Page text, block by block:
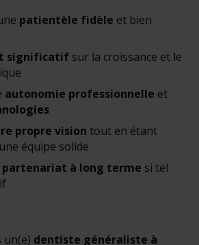
patientèle fidèle et bien
significatif sur la croissance et le
autonomie professionnelle et
propre vision tout en étant
équipe solide
partenariat à long terme si tel
un(e) dentiste généraliste à